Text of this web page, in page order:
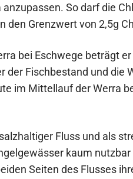
So darf die
den Grenzwert von 2,5g
bei Eschwege beträgt
der Fischbestand und die
im Mittellauf der Werra
Fluss und als
kaum
Seiten des Flusses